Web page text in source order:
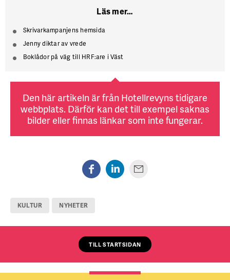
Läs mer…
Skrivarkampanjens hemsida
Jenny diktar av vrede
Boklådor på väg till HRF:are i Väst
Den här artikeln är från Hotellrevyns tidigare
webbplats. Därför kan det till exempel saknas
bilder eller finnas länkar som inte fungerar.
KULTUR NYHETER
TILL STARTSIDAN